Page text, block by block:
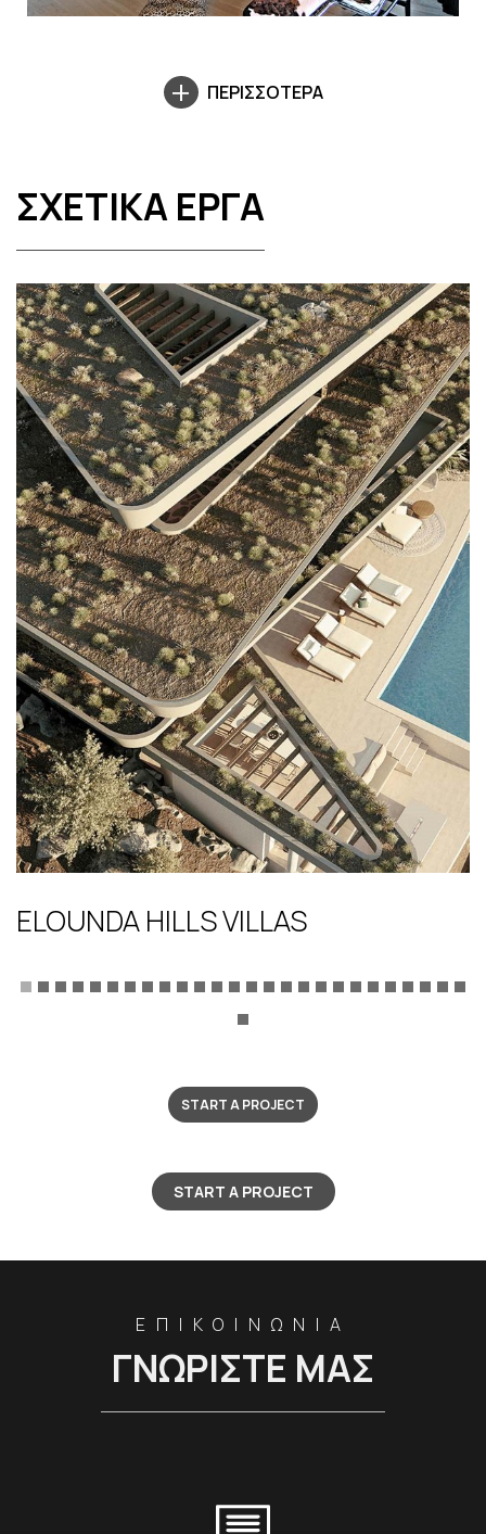
ΠΕΡΙΣΣΟΤΕΡΑ
ΣΧΕΤΙΚΑ ΕΡΓΑ
ELOUNDA HILLS VILLAS
START A PROJECT
START A PROJECT
ΕΠΙΚΟΙΝΩΝΙΑ
ΓΝΩΡΙΣΤΕ ΜΑΣ